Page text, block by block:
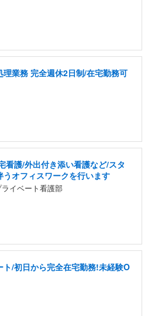
業務 完全週休2日制/在宅勤務可
看護/外出付き添い看護など/スタ
オフィスワークを行います
イベート看護部
/初日から完全在宅勤務!未経験O